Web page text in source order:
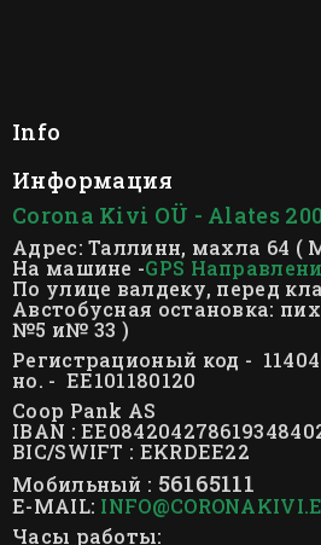
Info
Информация
Corona Kivi OÜ - Alates
Адрес: Таллинн, махла 64 (
На машине -GPS
По улице валдеку, перед
Австобусная остановка:
№5 и№ 33 )
Регистрационый код -
но. - EE101180120
Coop Pank AS
IBAN :
BIC/SWIFT : EKRDEE22
Мобильный : 56165111
E-MAIL:
Часы работы: